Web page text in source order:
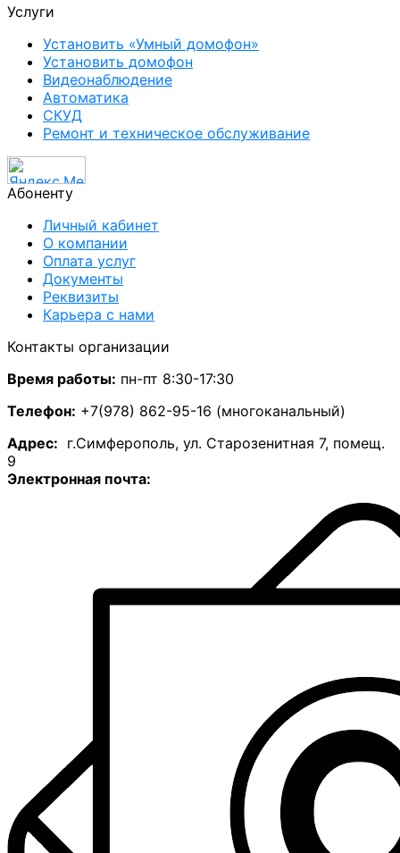
Услуги
Установить «Умный домофон»
Установить домофон
Видеонаблюдение
Автоматика
СКУД
Ремонт и техническое обслуживание
Абоненту
Личный кабинет
О компании
Оплата услуг
Документы
Реквизиты
Карьера с нами
Контакты организации
Время работы: пн-пт 8:30-17:30
Телефон: +7(978) 862-95-16 (многоканальный)
Адрес: г.Симферополь, ул. Старозенитная 7, помещ.
9
Электронная почта: